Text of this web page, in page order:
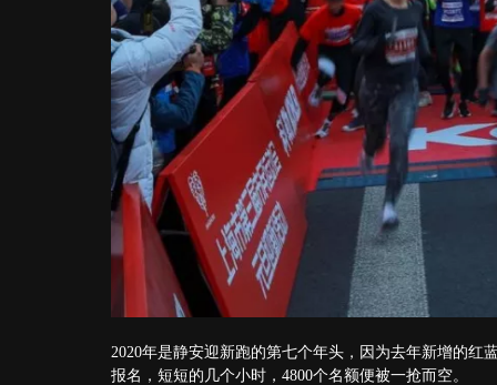
2020年是静安迎新跑的第七个年头，因为去年新增的红
报名，短短的几个小时，4800个名额便被一抢而空。